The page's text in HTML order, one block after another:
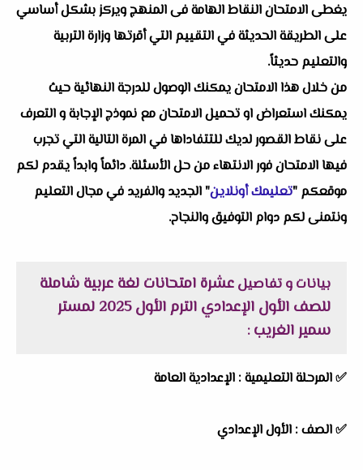
يغطى الامتحان النقاط الهامة فى المنهج ويركز بشكل أساسي
على الطريقة الحديثة في التقييم التي أقرتها وزارة التربية
والتعليم حديثاً.
من خلال هذا الامتحان يمكنك الوصول للدرجة النهائية حيث
يمكنك استعراض او تحميل الامتحان مع نموذج الإجابة و التعرف
على نقاط القصور لديك للتتفاداها في المرة التالية التي تجرب
فيها الامتحان فور الانتهاء من حل الأسئلة. دائماً وابداً يقدم لكم
موقعكم "تعليمك أونلاين" الجديد والفريد في مجال التعليم
ونتمنى لكم دوام التوفيق والنجاح.
بيانات و تفاصيلعشرة امتحانات لغة عربية شاملة
للصف الأول الإعدادي الترم الأول 2025 لمستر
سمير الغريب:
✅المرحلة التعليمية : الإعدادية العامة
✅الصف : الأول الإعدادي